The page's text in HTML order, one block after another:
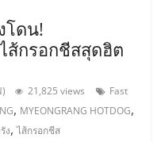
โดน!
ส้กรอกชีสสุดฮิต
21,825 views
Fast
, MYEONGRANG HOTDOG,
ง,ไส้กรอกชีส